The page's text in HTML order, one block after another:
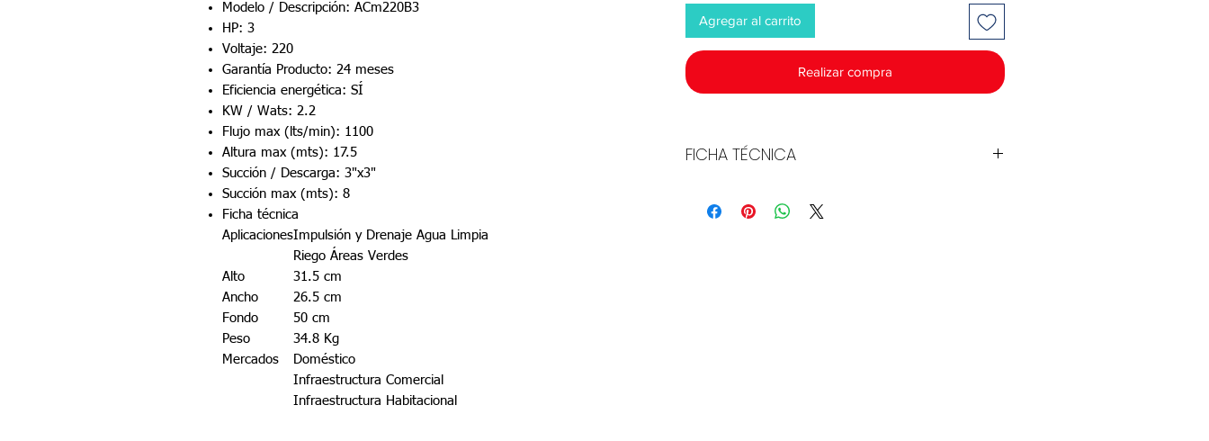
Modelo / Descripción: ACm220B3
HP: 3
Voltaje: 220
Garantía Producto: 24 meses
Eficiencia energética: SÍ
KW / Wats: 2.2
Flujo max (lts/min): 1100
Altura max (mts): 17.5
Succión / Descarga: 3"x3"
Succión max (mts): 8
Ficha técnica
AplicacionesImpulsión y Drenaje Agua Limpia
Riego Áreas Verdes
Alto
31.5 cm
Ancho
26.5 cm
Fondo
50 cm
Peso
34.8 Kg
Mercados
Doméstico
Infraestructura Comercial
Infraestructura Habitacional
Agregar al carrito
Realizar compra
FICHA TÉCNICA